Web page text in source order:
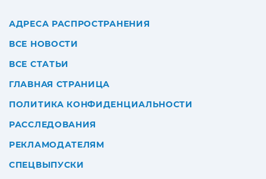
АДРЕСА РАСПРОСТРАНЕНИЯ
ВСЕ НОВОСТИ
ВСЕ СТАТЬИ
ГЛАВНАЯ СТРАНИЦА
ПОЛИТИКА КОНФИДЕНЦИАЛЬНОСТИ
РАССЛЕДОВАНИЯ
РЕКЛАМОДАТЕЛЯМ
СПЕЦВЫПУСКИ